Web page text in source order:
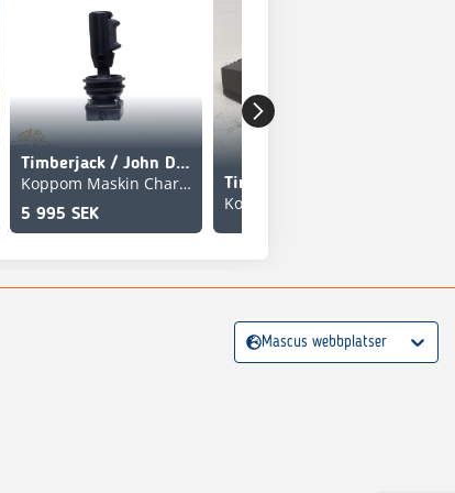
Timberjack / John Deere F685020
Koppom Maskin Charlottenberg
5 995 SEK
Mascus webbplatser